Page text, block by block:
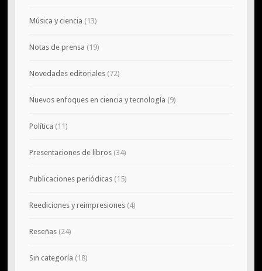
Música y ciencia (13)
Notas de prensa (19)
Novedades editoriales(72)
Nuevos enfoques en ciencia y tecnología (9)
Política (11)
Presentaciones de libros(34)
Publicaciones periódicas(15)
Reediciones y reimpresiones(4)
Reseñas(24)
Sin categoría (18)